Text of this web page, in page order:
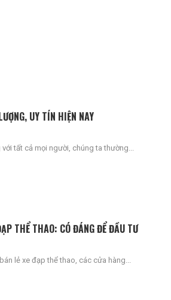
UY TÍN HIỆN NAY
tất cả mọi người, chúng ta thường...
THỂ THAO: CÓ ĐÁNG ĐỂ ĐẦU TƯ
lẻ xe đạp thể thao, các cửa hàng...